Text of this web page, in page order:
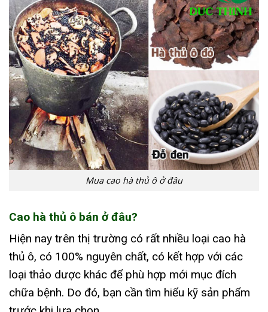
Mua cao hà thủ ô ở đâu
Cao hà thủ ô bán ở đâu?
Hiện nay trên thị trường có rất nhiều loại cao hà
thủ ô, có 100% nguyên chất, có kết hợp với các
loại thảo dược khác để phù hợp mới mục đích
chữa bệnh. Do đó, bạn cần tìm hiểu kỹ sản phẩm